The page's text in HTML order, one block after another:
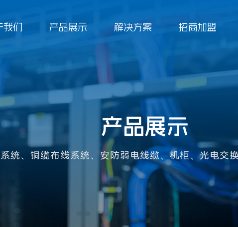
我们
成立于2010年，总部位于中国制造名城东莞，光纤安
荣誉资质
产品展示
八类网络线
超六类非屏蔽网
六类屏蔽网络线
六类非屏蔽网
解决方案
应用领域
招商加盟
常见问题
产品展示
统、铜缆布线系统、安防弱电线缆、机柜、光电交